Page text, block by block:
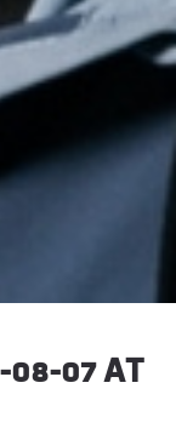
08-07 AT